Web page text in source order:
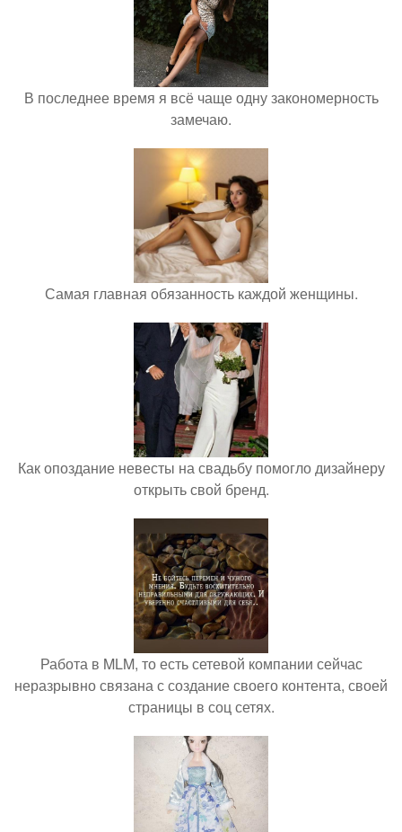
В последнее время я всё чаще одну закономерность
замечаю.
Самая главная обязанность каждой женщины.
Как опоздание невесты на свадьбу помогло дизайнеру
открыть свой бренд.
Работа в MLM, то есть сетевой компании сейчас
неразрывно связана с создание своего контента, своей
страницы в соц сетях.